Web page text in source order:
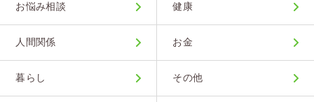
お悩み相談 健康
人間関係 お金
暮らし その他